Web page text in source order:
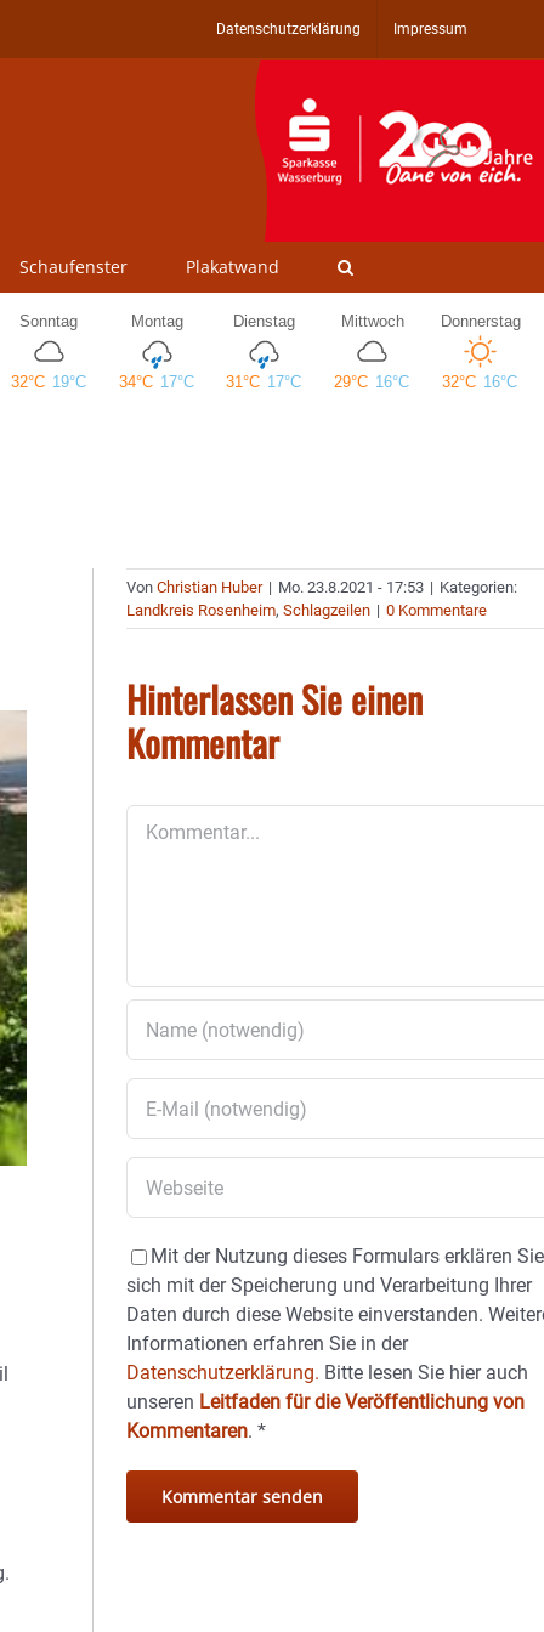
Datenschutzerklärung Impressum
Schaufenster Plakatwand
VonChristian Huber | Mo. 23.8.2021 - 17:53 | Kategorien:
Landkreis Rosenheim,Schlagzeilen | 0 Kommentare
Hinterlassen Sie einen
Kommentar
Mit der Nutzung dieses Formulars erklären Sie
sich mit der Speicherung und Verarbeitung Ihrer
Daten durch diese Website einverstanden.
Informationen erfahren Sie in der
Datenschutzerklärung. Bitte lesen Sie hier auch
unseren Leitfaden für die Veröffentlichung von
Kommentaren.*